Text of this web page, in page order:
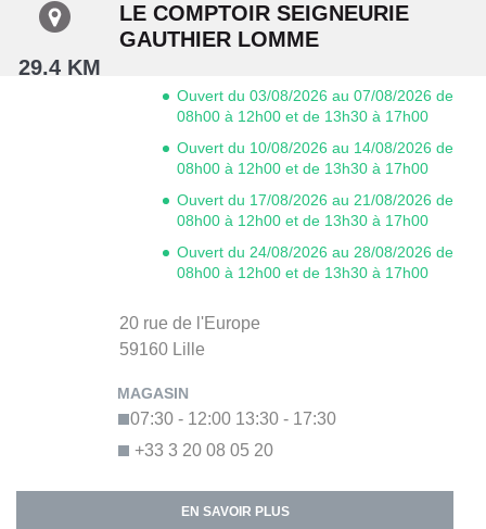
29.4 KM
LE COMPTOIR SEIGNEURIE
GAUTHIER LOMME
20 rue de l'Europe
59160 Lille
+33 3 20 08 05 20
07:30 - 12:00 13:30 - 17:30
Ouvert du 03/08/2026 au 07/08/2026 de
08h00 à 12h00 et de 13h30 à 17h00
Ouvert du 10/08/2026 au 14/08/2026 de
08h00 à 12h00 et de 13h30 à 17h00
Ouvert du 17/08/2026 au 21/08/2026 de
08h00 à 12h00 et de 13h30 à 17h00
Ouvert du 24/08/2026 au 28/08/2026 de
08h00 à 12h00 et de 13h30 à 17h00
EN SAVOIR PLUS